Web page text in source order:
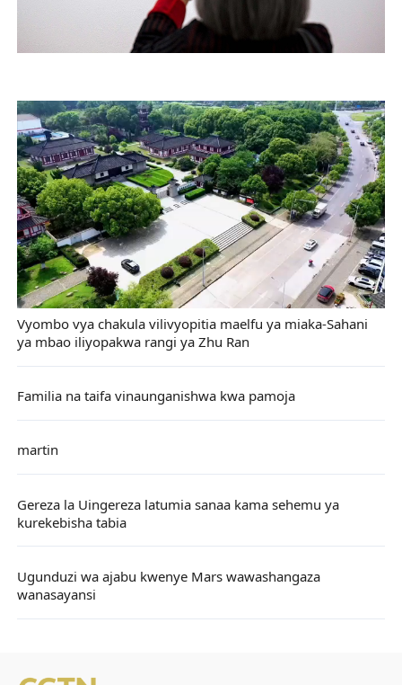
Vyombo vya chakula vilivyopitia maelfu ya miaka-Sahani
ya mbao iliyopakwa rangi ya Zhu Ran
Familia na taifa vinaunganishwa kwa pamoja
martin
Gereza la Uingereza latumia sanaa kama sehemu ya
kurekebisha tabia
Ugunduzi wa ajabu kwenye Mars wawashangaza
wanasayansi